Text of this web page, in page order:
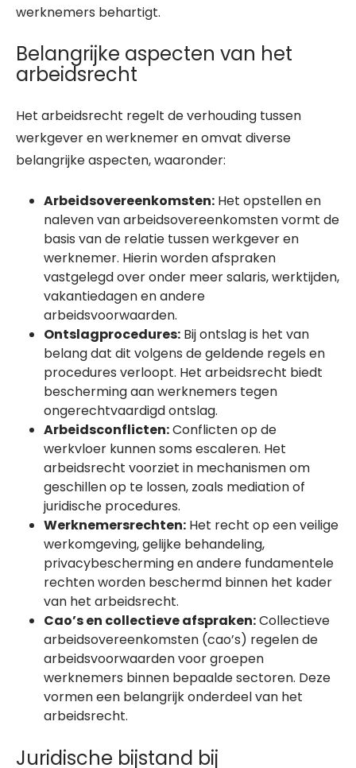
werknemers behartigt.
Belangrijke aspecten van het
arbeidsrecht
Het arbeidsrecht regelt de verhouding tussen
werkgever en werknemer en omvat diverse
belangrijke aspecten, waaronder:
Arbeidsovereenkomsten: Het opstellen en
naleven van arbeidsovereenkomsten vormt de
basis van de relatie tussen werkgever en
werknemer. Hierin worden afspraken
vastgelegd over onder meer salaris, werktijden,
vakantiedagen en andere
arbeidsvoorwaarden.
Ontslagprocedures: Bij ontslag is het van
belang dat dit volgens de geldende regels en
procedures verloopt. Het arbeidsrecht biedt
bescherming aan werknemers tegen
ongerechtvaardigd ontslag.
Arbeidsconflicten:Conflicten op de
werkvloer kunnen soms escaleren. Het
arbeidsrecht voorziet in mechanismen om
geschillen op te lossen, zoals mediation of
juridische procedures.
Werknemersrechten: Het recht op een veilige
werkomgeving, gelijke behandeling,
privacybescherming en andere fundamentele
rechten worden beschermd binnen het kader
van het arbeidsrecht.
Cao’s en collectieve afspraken:Collectieve
arbeidsovereenkomsten (cao’s) regelen de
arbeidsvoorwaarden voor groepen
werknemers binnen bepaalde sectoren. Deze
vormen een belangrijk onderdeel van het
arbeidsrecht.
Juridische bijstand bij